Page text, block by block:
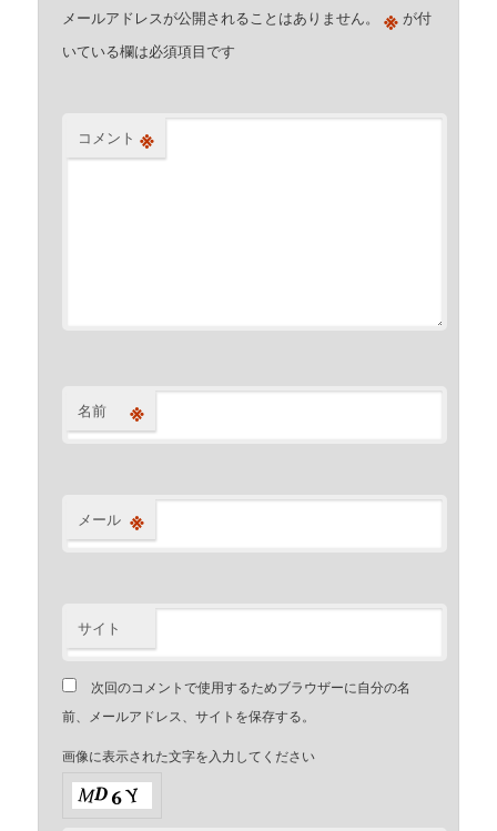
メールアドレスが公開されることはありません。 ※ が付
いている欄は必須項目です
コメント ※
名前 ※
メール ※
サイト
次回のコメントで使用するためブラウザーに自分の名
前、メールアドレス、サイトを保存する。
画像に表示された文字を入力してください